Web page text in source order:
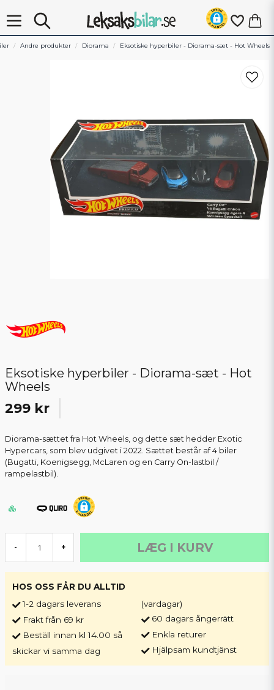
Andre produkter Diorama Eksotiske hyperbiler - Diorama-sæt - Hot Wheels
Eksotiske hyperbiler - Diorama-sæt - Hot
Wheels
299 kr
Diorama-sættet fra Hot Wheels, og dette sæt hedder Exotic
Hypercars, som blev udgivet i 2022. Sættet består af 4 biler
(Bugatti, Koenigsegg, McLaren og en Carry On-lastbil /
rampelastbil).
- + LÆG I KURV
HOS OSS FÅR DU ALLTID
1-2 dagars leverans
Frakt från 69 kr
Beställ innan kl 14.00 så
skickar vi samma dag
(vardagar)
60 dagars ångerrätt
Enkla returer
Hjälpsam kundtjänst